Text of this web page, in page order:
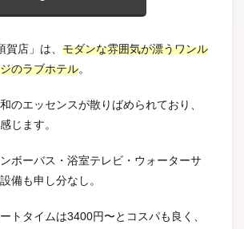
賀店」は、 モダンな雰囲気が漂うワンル
のラブホテル。
のエッセンスが散りばめられており、
じます。
ボーバス・浴室テレビ・ウォーターサ
備も申し分なし。
トタイムは3400円〜とコスパも良く、